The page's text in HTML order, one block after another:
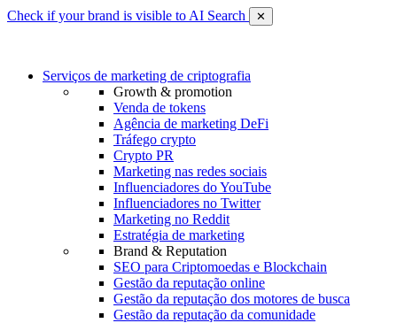
Check if your brand is visible to AI Search ✕
Serviços de marketing de criptografia
Growth & promotion
Venda de tokens
Agência de marketing DeFi
Tráfego crypto
Crypto PR
Marketing nas redes sociais
Influenciadores do YouTube
Influenciadores no Twitter
Marketing no Reddit
Estratégia de marketing
Brand & Reputation
SEO para Criptomoedas e Blockchain
Gestão da reputação online
Gestão da reputação dos motores de busca
Gestão da reputação da comunidade